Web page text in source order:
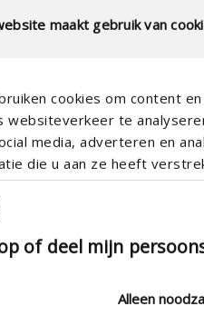
maakt gebruik van
cookies om content
websiteverkeer te
media, adverteren en
die u aan ze heeft
of deel mijn
Alleen